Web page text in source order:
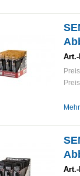
Art.-
Art.-